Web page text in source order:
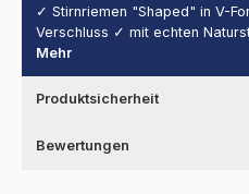
✓ Stirnriemen "Shaped" in V-
Verschluss ✓ mit echten
Mehr
Produktsicherheit
Bewertungen